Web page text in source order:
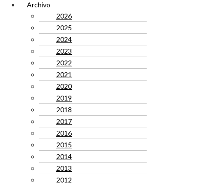
Archivo
2026
2025
2024
2023
2022
2021
2020
2019
2018
2017
2016
2015
2014
2013
2012